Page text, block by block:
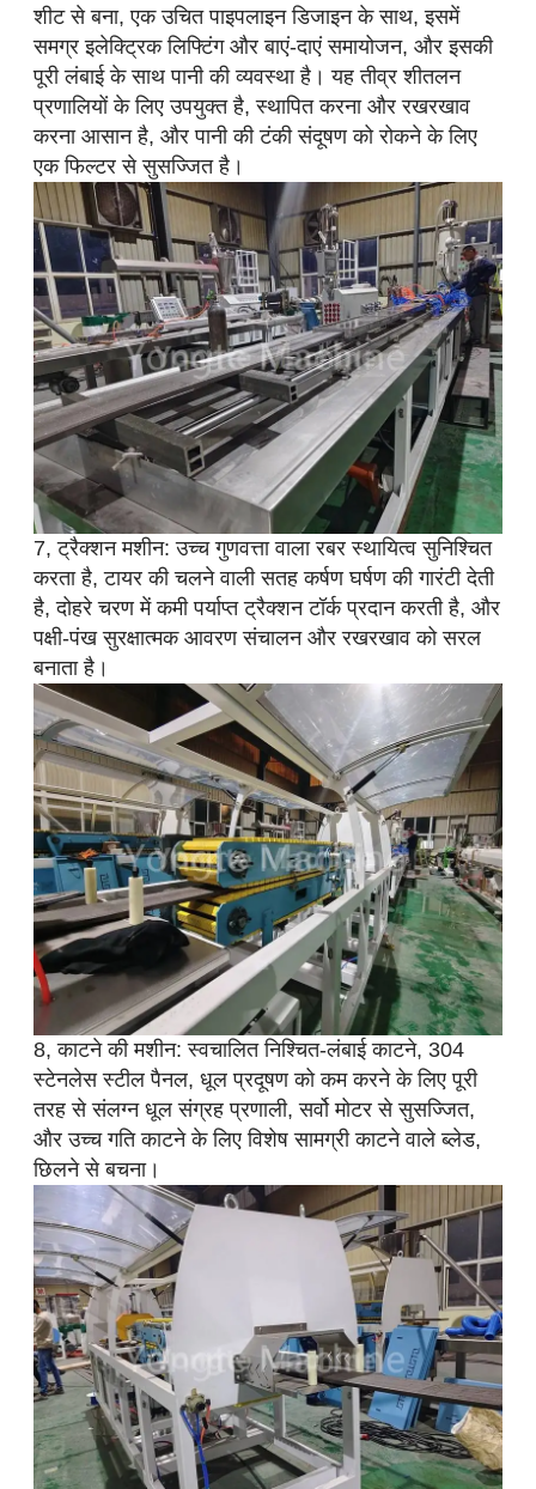
शीट से बना, एक उचित पाइपलाइन डिजाइन के साथ, इसमें
समग्र इलेक्ट्रिक लिफ्टिंग और बाएं-दाएं समायोजन, और इसकी
पूरी लंबाई के साथ पानी की व्यवस्था है। यह तीव्र शीतलन
प्रणालियों के लिए उपयुक्त है, स्थापित करना और रखरखाव
करना आसान है, और पानी की टंकी संदूषण को रोकने के लिए
एक फिल्टर से सुसज्जित है।
7, ट्रैक्शन मशीन: उच्च गुणवत्ता वाला रबर स्थायित्व सुनिश्चित
करता है, टायर की चलने वाली सतह कर्षण घर्षण की गारंटी देती
है, दोहरे चरण में कमी पर्याप्त ट्रैक्शन टॉर्क प्रदान करती है, और
पक्षी-पंख सुरक्षात्मक आवरण संचालन और रखरखाव को सरल
बनाता है।
8, काटने की मशीन: स्वचालित निश्चित-लंबाई काटने, 304
स्टेनलेस स्टील पैनल, धूल प्रदूषण को कम करने के लिए पूरी
तरह से संलग्न धूल संग्रह प्रणाली, सर्वो मोटर से सुसज्जित,
और उच्च गति काटने के लिए विशेष सामग्री काटने वाले ब्लेड,
छिलने से बचना।